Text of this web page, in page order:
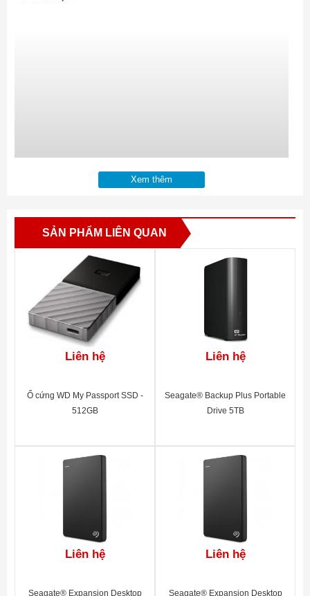
Xem thêm
SẢN PHẨM LIÊN QUAN
Liên hệ
Ổ cứng WD My Passport SSD -
512GB
Liên hệ
Seagate® Backup Plus Portable
Drive 5TB
Liên hệ
Seagate® Expansion Desktop
Liên hệ
Seagate® Expansion Desktop